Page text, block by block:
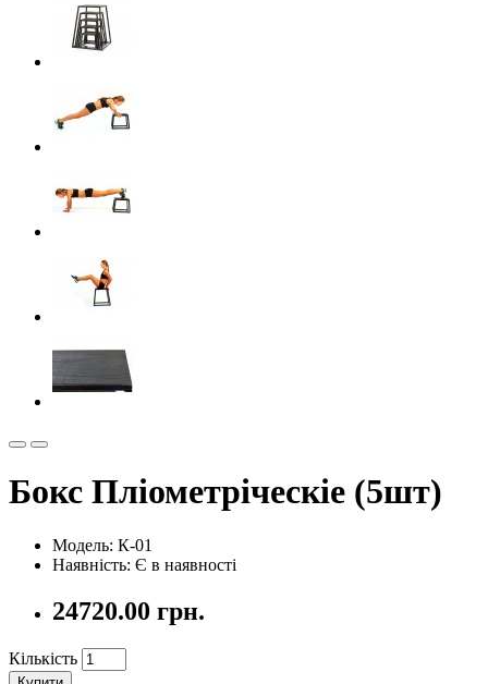
Бокс Пліометріческіе (5шт)
Модель: К-01
Наявність: Є в наявності
24720.00 грн.
Кількість